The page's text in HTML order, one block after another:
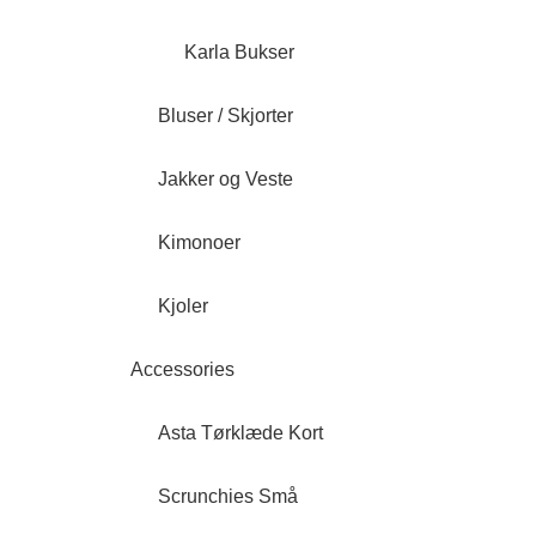
Karla Bukser
Bluser / Skjorter
Jakker og Veste
Kimonoer
Kjoler
Accessories
Asta Tørklæde Kort
Scrunchies Små